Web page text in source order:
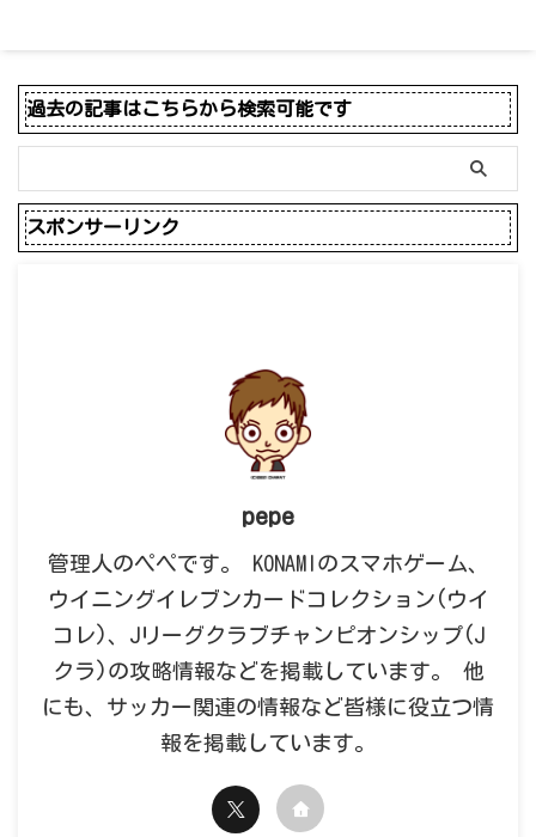
過去の記事はこちらから検索可能です
スポンサーリンク
pepe
管理人のペペです。 KONAMIのスマホゲーム、
ウイニングイレブンカードコレクション(ウイ
コレ)、Jリーグクラブチャンピオンシップ(J
クラ)の攻略情報などを掲載しています。 他
にも、サッカー関連の情報など皆様に役立つ情
報を掲載しています。